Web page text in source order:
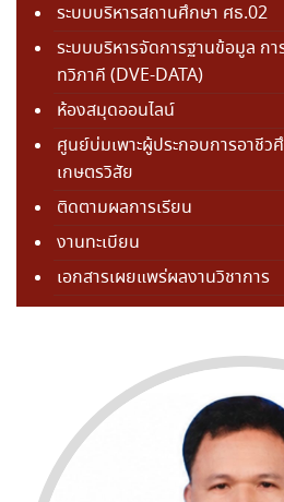
ระบบบริหารสถานศึกษา ศธ.02
ระบบบริหารจัดการฐานข้อมูล ก
ทวิภาคี (DVE-DATA)
ห้องสมุดออนไลน์
ศูนย์บ่มเพาะผู้ประกอบการอาชี
เกษตรวิสัย
ติดตามผลการเรียน
งานทะเบียน
เอกสารเผยแพร่ผลงานวิชาการ